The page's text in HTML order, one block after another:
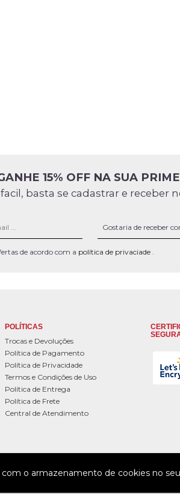
15% OFF NA SUA
facil, basta se cadastrar e receber
de acordo com a política de privaciade .
POLÍTICAS
Trocas e Devoluções
Política de Pagamento
Política de Privacidade
Termos e Condições de Uso
Política de Entrega
Política de Frete
Central de Atendimento
o armazenamento de cookies no